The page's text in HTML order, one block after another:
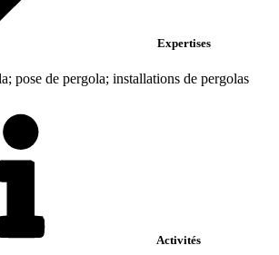
Expertises
pose de pergola; installations de pergolas
Activités